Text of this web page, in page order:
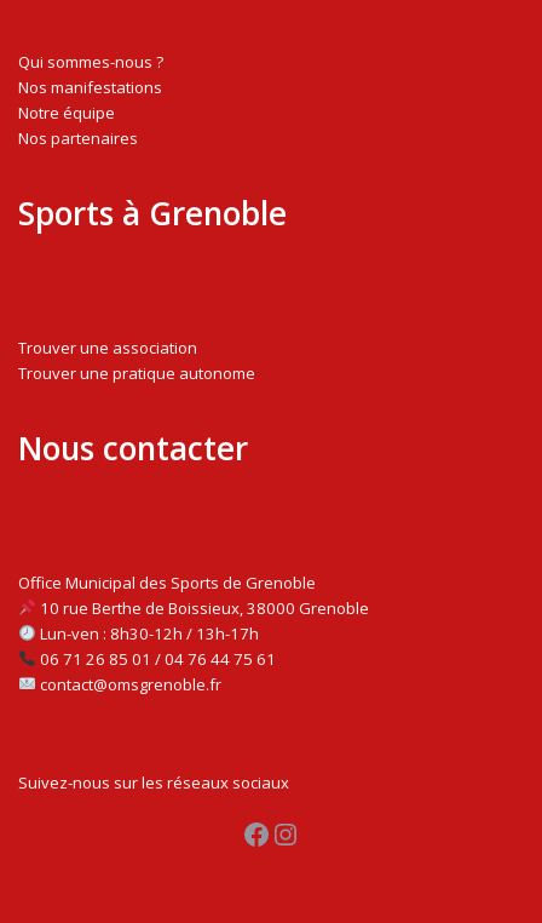
Qui sommes-nous ?
Nos manifestations
Notre équipe
Nos partenaires
Sports à Grenoble
Trouver une association
Trouver une pratique autonome
Nous contacter
Office Municipal des Sports de Grenoble
10 rue Berthe de Boissieux, 38000 Grenoble
Lun-ven : 8h30-12h / 13h-17h
06 71 26 85 01 / 04 76 44 75 61
contact@omsgrenoble.fr
Suivez-nous sur les réseaux sociaux
Facebook Instagram